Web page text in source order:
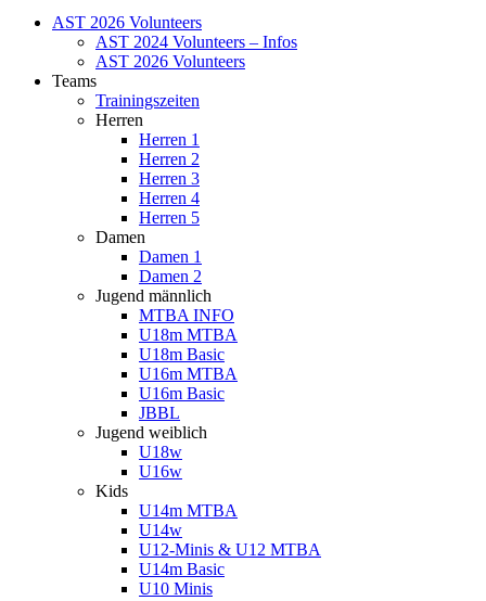
AST 2026 Volunteers
AST 2024 Volunteers – Infos
AST 2026 Volunteers
Teams
Trainingszeiten
Herren
Herren 1
Herren 2
Herren 3
Herren 4
Herren 5
Damen
Damen 1
Damen 2
Jugend männlich
MTBA INFO
U18m MTBA
U18m Basic
U16m MTBA
U16m Basic
JBBL
Jugend weiblich
U18w
U16w
Kids
U14m MTBA
U14w
U12-Minis & U12 MTBA
U14m Basic
U10 Minis